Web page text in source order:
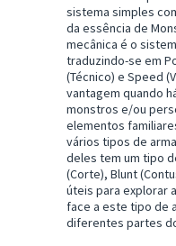
sistema simples
da essência de
mecânica é o
traduzindo-se em
(Técnico) e Speed
vantagem quando
monstros e/ou
elementos
vários tipos de
deles tem um tipo
(Corte), Blunt
úteis para explorar
face a este tipo de
diferentes partes